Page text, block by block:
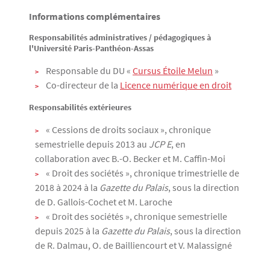
Informations complémentaires
Responsabilités administratives / pédagogiques à
l'Université Paris-Panthéon-Assas
Responsable du DU « Cursus Étoile Melun »
Co-directeur de la Licence numérique en droit
Responsabilités extérieures
« Cessions de droits sociaux », chronique
semestrielle depuis 2013 au JCP E, en
collaboration avec B.-O. Becker et M. Caffin-Moi
« Droit des sociétés », chronique trimestrielle de
2018 à 2024 à la Gazette du Palais, sous la direction
de D. Gallois-Cochet et M. Laroche
« Droit des sociétés », chronique semestrielle
depuis 2025 à la Gazette du Palais, sous la direction
de R. Dalmau, O. de Bailliencourt et V. Malassigné